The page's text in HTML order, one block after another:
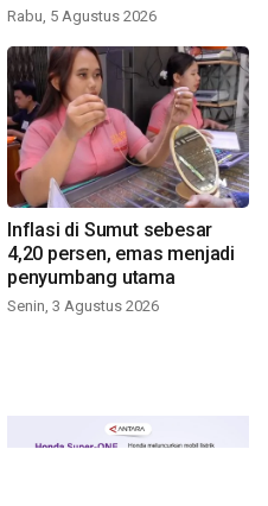
Rabu, 5 Agustus 2026
Inflasi di Sumut sebesar
4,20 persen, emas menjadi
penyumbang utama
Senin, 3 Agustus 2026